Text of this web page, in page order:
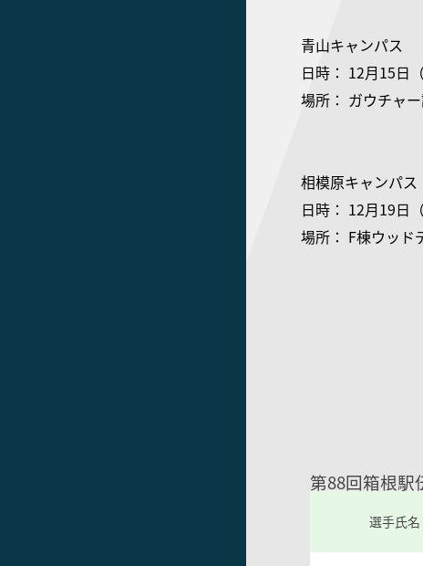
青山キャンパス
日時： 12月15日
場所： ガウチャ
相模原キャンパス
日時： 12月19日
場所： F棟ウッド
第88回箱根
選手氏名